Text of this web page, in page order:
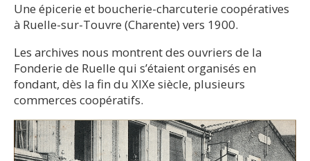
Une épicerie et boucherie-charcuterie coopératives
à Ruelle-sur-Touvre (Charente) vers 1900.
Les archives nous montrent des ouvriers de la
Fonderie de Ruelle qui s’étaient organisés en
fondant, dès la fin du XIXe siècle, plusieurs
commerces coopératifs.